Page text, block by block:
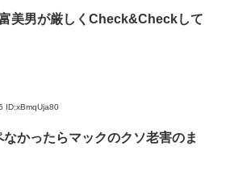
美男が厳しくCheck&Checkして
ID:xBmqUja80
かったらマックのクソ老害のま